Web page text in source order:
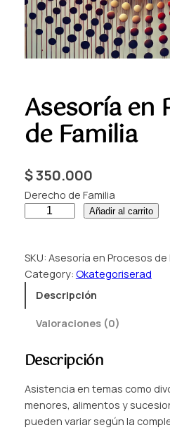
Asesoría en
de Familia
$350.000
Derecho de Familia
s
o
í
n
r
o
c
Añadir al carrito
SKU: Asesoría en Procesos de
Category: Okategoriserad
Descripción
Valoraciones (0)
Descripción
Asistencia en temas como
menores, alimentos y
pueden variar según la